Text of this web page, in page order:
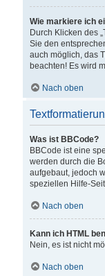
Wie markiere ich
Durch Klicken des
Sie den
auch möglich, das
beachten! Es wird
Nach oben
Was ist BBCode?
BBCode ist eine
werden durch die
aufgebaut, jedoch
speziellen Hilfe-
Nach oben
Kann ich HTML
Nein, es ist nicht
Nach oben